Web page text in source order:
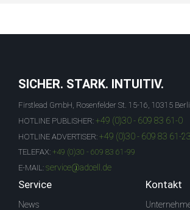
SICHER. STARK. INTUITIV.
Firstlead GmbH, Rosenfelder St. 15-16, 10315
HOTLINE PUBLISHER: +49 (0)30 - 609 83 61-0
HOTLINE ADVERTISER: +49 (0)30 - 609 83 61-23
TELEFAX: +49 (0)30 - 609 83 61-99
E-MAIL: service@adcell.de
Service
News
Kontakt